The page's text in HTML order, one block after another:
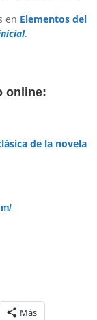
en Elementos del
.
online:
de la novela
Más